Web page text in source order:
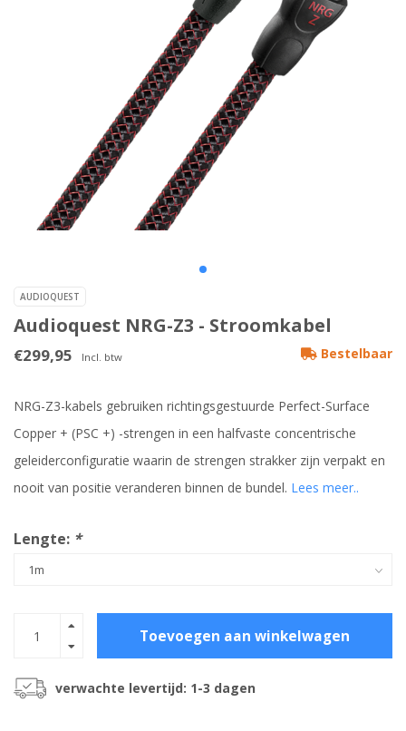
AUDIOQUEST
Audioquest NRG-Z3 - Stroomkabel
€299,95 Incl. btw Bestelbaar
NRG-Z3-kabels gebruiken richtingsgestuurde Perfect-Surface
Copper + (PSC +) -strengen in een halfvaste concentrische
geleiderconfiguratie waarin de strengen strakker zijn verpakt en
nooit van positie veranderen binnen de bundel. Lees meer..
Lengte: *
Toevoegen aan winkelwagen
verwachte levertijd: 1-3 dagen